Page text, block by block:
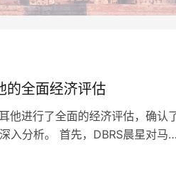
的全面经济评估
他进行了全面的经济评估，确认
入分析。 首先，DBRS晨星对马
的大力支持和旅游业的迅速反